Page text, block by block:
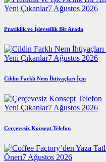
Yeni Çıkanlar7 Ağustos 2026
Pratiklik ve İşlevsellik Bir Arada
Yeni Çıkanlar7 Ağustos 2026
Cildin Farklı Nem İhtiyaçları İçin
Yeni Çıkanlar7 Ağustos 2026
Çerçevesiz Konsept Telefon
Öneri7 Ağustos 2026